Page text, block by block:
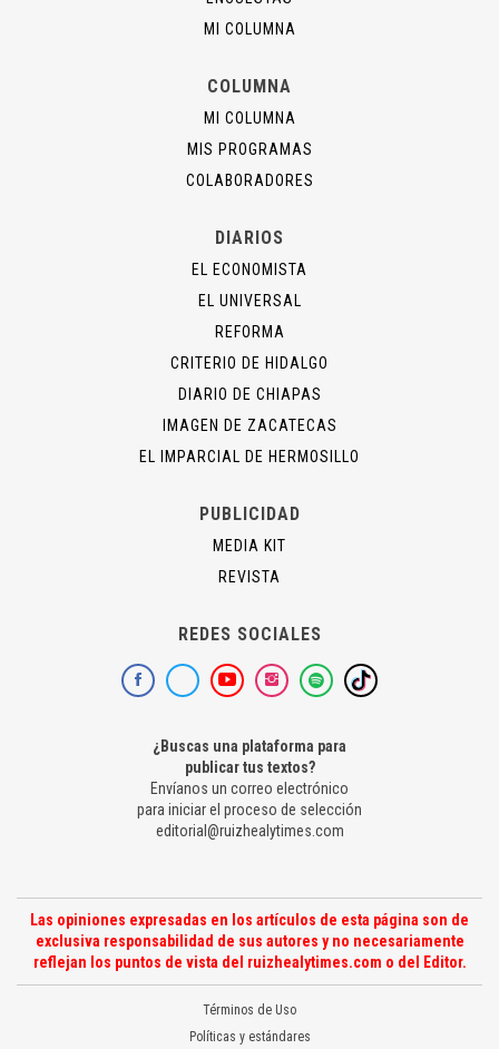
MI COLUMNA
COLUMNA
MI COLUMNA
MIS PROGRAMAS
COLABORADORES
DIARIOS
EL ECONOMISTA
EL UNIVERSAL
REFORMA
CRITERIO DE HIDALGO
DIARIO DE CHIAPAS
IMAGEN DE ZACATECAS
EL IMPARCIAL DE HERMOSILLO
PUBLICIDAD
MEDIA KIT
REVISTA
REDES SOCIALES
¿Buscas una plataforma para
publicar tus textos?
Envíanos un correo electrónico
para iniciar el proceso de selección
editorial@ruizhealytimes.com
Las opiniones expresadas en los artículos de esta página son de
exclusiva responsabilidad de sus autores y no necesariamente
reflejan los puntos de vista del ruizhealytimes.com o del Editor.
Términos de Uso
Políticas y estándares